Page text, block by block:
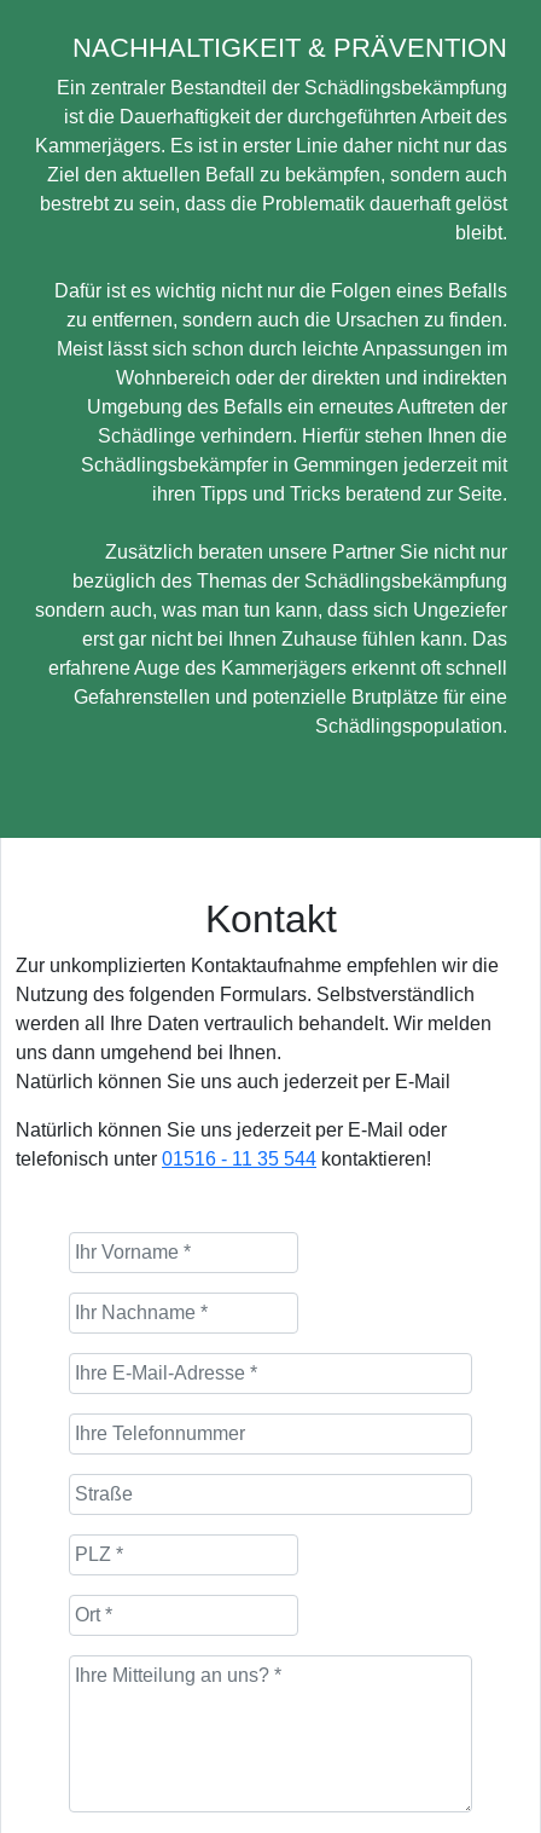
NACHHALTIGKEIT & PRÄVENTION
Ein zentraler Bestandteil der Schädlingsbekämpfung
ist die Dauerhaftigkeit der durchgeführten Arbeit des
Kammerjägers. Es ist in erster Linie daher nicht nur das
Ziel den aktuellen Befall zu bekämpfen, sondern auch
bestrebt zu sein, dass die Problematik dauerhaft gelöst
bleibt.
Dafür ist es wichtig nicht nur die Folgen eines Befalls
zu entfernen, sondern auch die Ursachen zu finden.
Meist lässt sich schon durch leichte Anpassungen im
Wohnbereich oder der direkten und indirekten
Umgebung des Befalls ein erneutes Auftreten der
Schädlinge verhindern. Hierfür stehen Ihnen die
Schädlingsbekämpfer in Gemmingen jederzeit mit
ihren Tipps und Tricks beratend zur Seite.
Zusätzlich beraten unsere Partner Sie nicht nur
bezüglich des Themas der Schädlingsbekämpfung
sondern auch, was man tun kann, dass sich Ungeziefer
erst gar nicht bei Ihnen Zuhause fühlen kann. Das
erfahrene Auge des Kammerjägers erkennt oft schnell
Gefahrenstellen und potenzielle Brutplätze für eine
Schädlingspopulation.
Kontakt
Zur unkomplizierten Kontaktaufnahme empfehlen wir die
Nutzung des folgenden Formulars. Selbstverständlich
werden all Ihre Daten vertraulich behandelt. Wir melden
uns dann umgehend bei Ihnen.
Natürlich können Sie uns auch jederzeit per E-Mail
Natürlich können Sie uns jederzeit per E-Mail oder
telefonisch unter 01516 - 11 35 544 kontaktieren!